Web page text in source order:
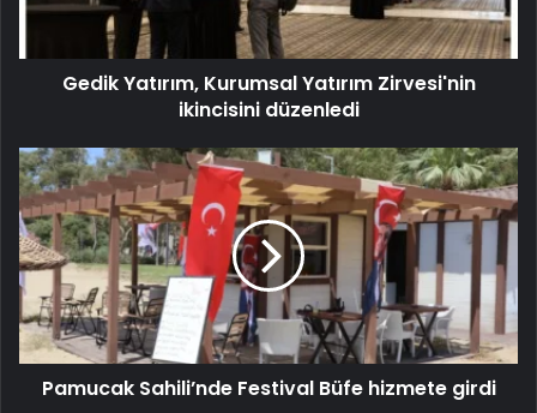
Gedik Yatırım, Kurumsal Yatırım Zirvesi'nin
ikincisini düzenledi
Pamucak Sahili’nde Festival Büfe hizmete girdi